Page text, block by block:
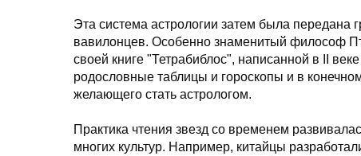
Эта система астрологии затем была передана
вавилонцев. Особенно знаменитый философ
своей книге "Тетрабиблос", написанной в II
родословные таблицы и гороскопы и в
желающего стать астрологом.
Практика чтения звезд со временем
многих культур. Например, китайцы